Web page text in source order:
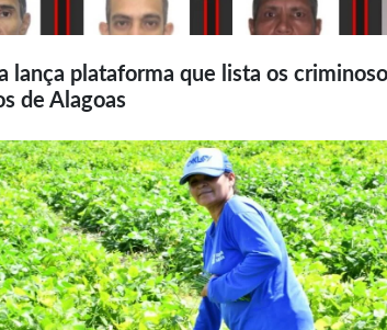
lança plataforma que lista os
de Alagoas